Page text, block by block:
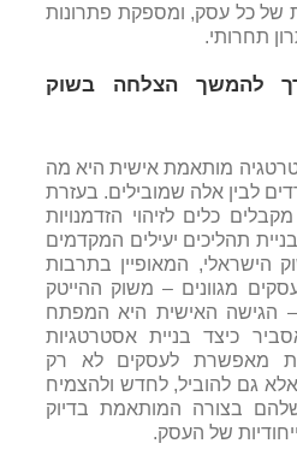
של כל עסק, ומספקת פתרונות
תחרותי.
להמשך הצלחה בשוק
מותאמת אישית היא מה
לבין אלה שמובילים. בעזרת
כלים לזיהוי הזדמנויות
תהליכים יעילים המקדמים
הישראלי, המאופיין בתרבות
מגוונים – משוק ההייטק
הגישה האישית היא המפתח
כיצד בניית אסטרטגיות
מאפשרת לעסקים לא רק
גם להוביל, לחדש ולהצמיח
בצורה המותאמת בדיוק
של העסק.